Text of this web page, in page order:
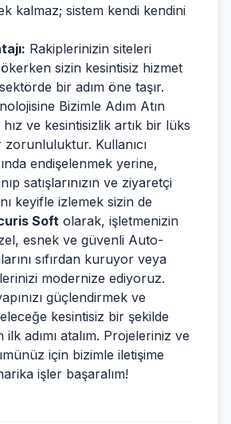
kalmaz; sistem kendi kendini
Rakiplerinizin siteleri
sizin kesintisiz hizmet
bir adım öne taşır.
Bizimle Adım Atın
ve kesintisizlik artık bir lüks
Kullanıcı
endişelenmek yerine,
satışlarınızın ve ziyaretçi
keyifle izlemek sizin de
Soft olarak, işletmenizin
esnek ve güvenli Auto-
sıfırdan kuruyor veya
modernize ediyoruz.
güçlendirmek ve
kesintisiz bir şekilde
ilk adımı atalım. Projeleriniz ve
için bizimle iletişime
işler başaralım!